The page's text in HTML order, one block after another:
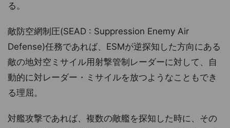
る。
敵防空網制圧(SEAD : Suppression Enemy Air
Defense)任務であれば、ESMが逆探知した方向にある
敵の地対空ミサイル用射撃管制レーダーに対して、自
動的に対レーダー・ミサイルを放つようなこともでき
る理屈。
対艦攻撃であれば、複数の敵艦を探知した時に、その